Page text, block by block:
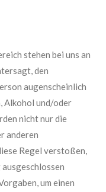
stehen bei uns an
den
augenscheinlich
Alkohol und/oder
nicht nur die
anderen
Regel verstoßen,
um einen